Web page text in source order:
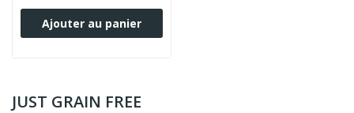
JUST GRAIN FREE
Ajouter au panier